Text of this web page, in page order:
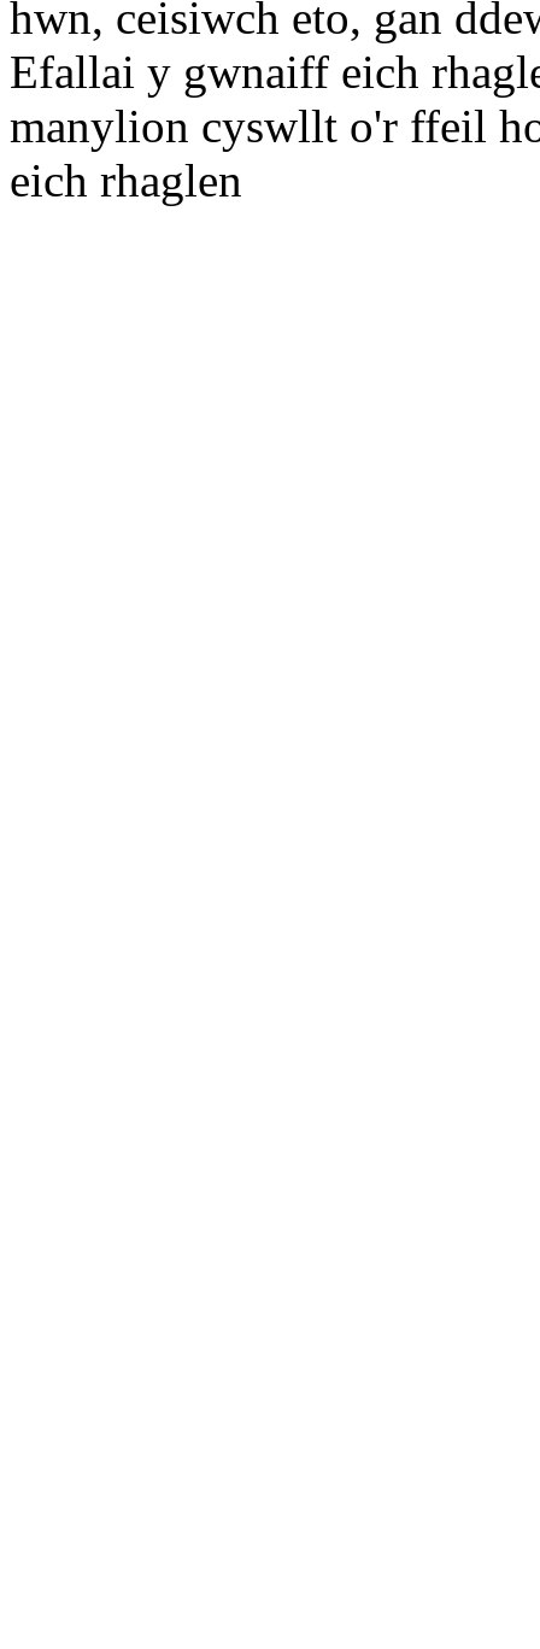
hwn, ceisiwch eto, gan
Efallai y gwnaiff eich
manylion cyswllt o'r ffeil
eich rhaglen